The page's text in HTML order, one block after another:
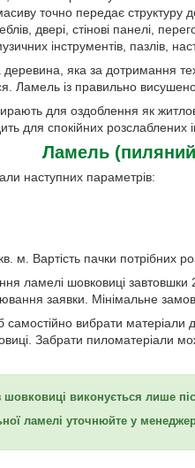
точно передає структуру
двері, стінові панелі,
інструментів, пазлів,
яка за дотримання
Ламель із правильно
для оздоблення як
для спокійних розслаблених
Ламель
наступних параметрів:
м. Вартість пачки потрібних
ламелі шовковиці
заявки. Мінімальне
самостійно вибрати матеріали
Забрати пиломатеріали
виконується лише
ламелі уточнюйте у